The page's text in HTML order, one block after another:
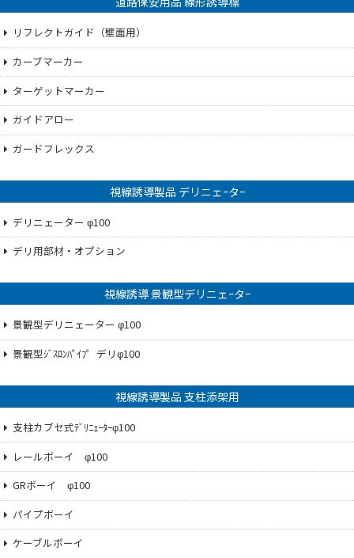
リフレクトガイド（壁面用）
カーブマーカー
ターゲットマーカー
ガイドアロー
ガードフレックス
視線誘導製品 デリニェｰタｰ
デリニェーター φ100
デリ用部材・オプション
視線誘導 景観型デリニェｰタｰ
景観型デリニェーター φ100
景観型ｼﾞｽﾛﾝﾊﾟｲﾌ゜デリφ100
視線誘導製品 支柱添架用
支柱カブセ式ﾃﾞﾘﾆｪｰﾀｰφ100
レールボーイ φ100
GRボーイ φ100
パイプボーイ
ケーブルボーイ